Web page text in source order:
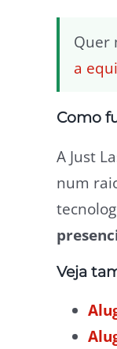
Quer
a
Como
A Just
num
Veja